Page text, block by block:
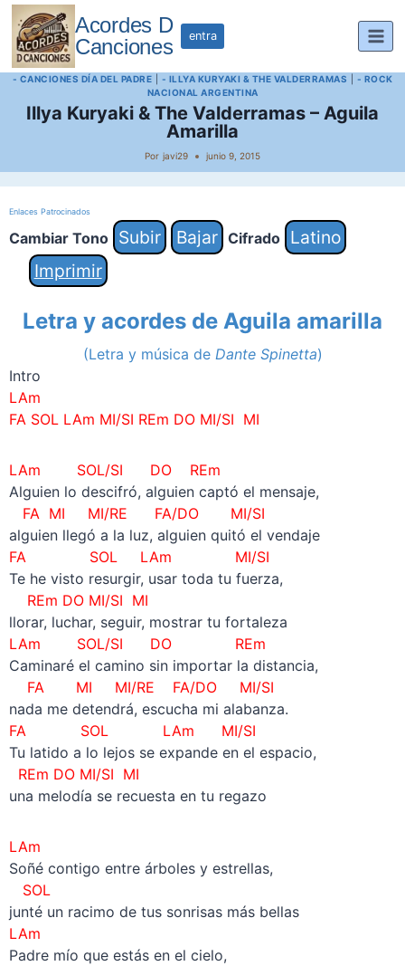
Saltar
contenido
Acordes D
Canciones
entra
- CANCIONES DÍA DEL PADRE - ILLYA KURYAKI & THE VALDERRAMAS
- ROCK
NACIONAL ARGENTINA
Illya Kuryaki & The Valderramas – Aguila
Amarilla
Por javi29 junio 9, 2015
Enlaces Patrocinados
Cambiar Tono Subir Bajar Cifrado
Latino
Imprimir
Letra y acordes de Aguila amarilla
(Letra y música de Dante Spinetta)
Intro
LAm
FA SOL LAm MI/SI REm DO MI/SI MI
LAm SOL/SI DO REm
Alguien lo descifró, alguien captó el mensaje,
FA MI MI/RE FA/DO MI/SI
alguien llegó a la luz, alguien quitó el vendaje
FA SOL LAm MI/SI
Te he visto resurgir, usar toda tu fuerza,
REm DO MI/SI MI
llorar, luchar, seguir, mostrar tu fortaleza
LAm SOL/SI DO REm
Caminaré el camino sin importar la distancia,
FA MI MI/RE FA/DO MI/SI
nada me detendrá, escucha mi alabanza.
FA SOL LAm MI/SI
Tu latido a lo lejos se expande en el espacio,
REm DO MI/SI MI
una melodía se recuesta en tu regazo
LAm
Soñé contigo entre árboles y estrellas,
SOL
junté un racimo de tus sonrisas más bellas
LAm
Padre mío que estás en el cielo,